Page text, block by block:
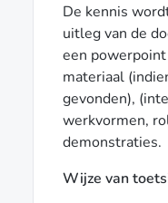
De kennis
uitleg van de
een
materiaal
gevonden),
werkvormen,
demonstraties.
Wijze van